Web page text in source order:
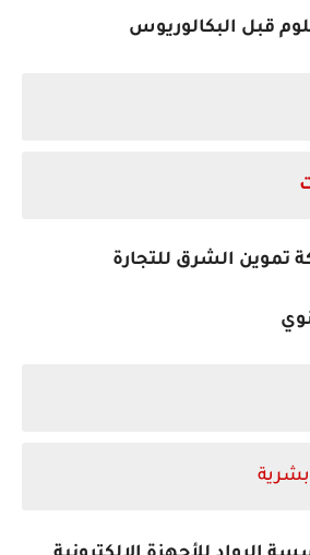
قبل البكالوريوس
تموين الشرق للتجارة